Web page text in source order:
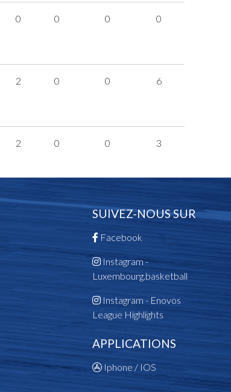
0 0 0 0
2 0 0 6
2 0 0 3
SUIVEZ-NOUS SUR
Facebook
Instagram -
Luxembourg.basketball
Instagram - Enovos
League Highlights
APPLICATIONS
Iphone / IOS